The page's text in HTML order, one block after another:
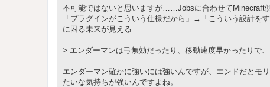
不可能ではないと思いますが……Jobsに合わせてMinecraft
「プラグインがこういう仕様だから」→「こういう設計を
に困る未来が見える
> エンダーマンは弓無効だったり、移動速度早かったりで
エンダーマン確かに強いには強いんですが、エンドだとモ
たいな気持ちが強いんですよね。